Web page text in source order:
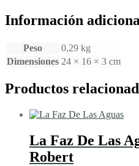
Información
Peso
0,29 kg
Dimensiones 24 × 16 × 3 cm
Productos
La Faz De Las
Robert